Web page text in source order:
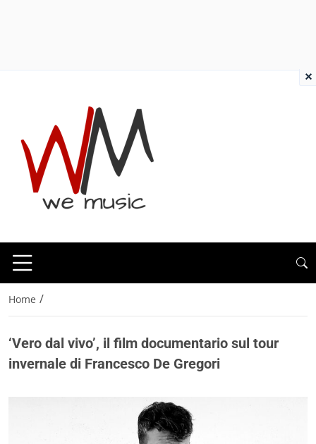
Home /
‘Vero dal vivo’, il film documentario sul tour
invernale di Francesco De Gregori
×